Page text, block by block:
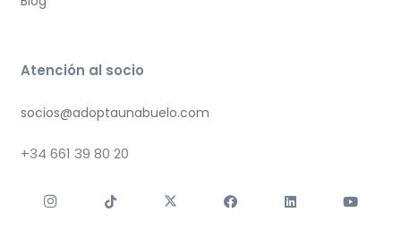
Atención al socio
socios@adoptaunabuelo.com
+34 661 39 80 20